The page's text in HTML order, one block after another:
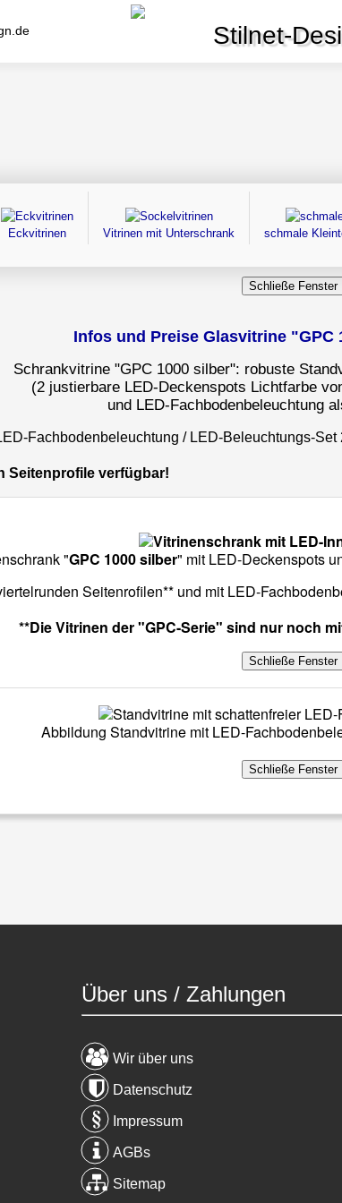
Stilnet-
Eckvitrinen Vitrinen mit Unterschrank schmale
Infos und Preise Glasvitrine "GPC
Schrankvitrine "GPC 1000 silber": robuste
(2 justierbare LED-Deckenspots Lichtfarbe
und LED-Fachbodenbeleuchtung
Fachbodenbeleuchtung / LED-Beleuchtungs-Set
Seitenprofile verfügbar!
"GPC 1000 silber" mit LED-Deckenspots
Seitenrofilen** und mit LED-
**Die Vitrinen der "GPC-Serie" sind nur noch
Abbildung Standvitrine mit LED-
Über uns / Zahlungen
Wir über uns
Datenschutz
Impressum
AGBs
Sitemap